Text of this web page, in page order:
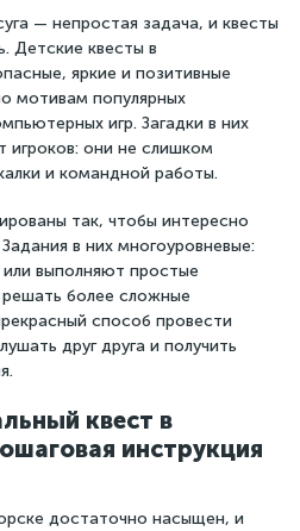
— непростая задача, и квесты
Детские квесты в
яркие и позитивные
мотивам популярных
игр. Загадки в них
игроков: они не слишком
и командной работы.
так, чтобы интересно
в них многоуровневые:
выполняют простые
более сложные
способ провести
друг друга и получить
квест в
инструкция
достаточно насыщен, и